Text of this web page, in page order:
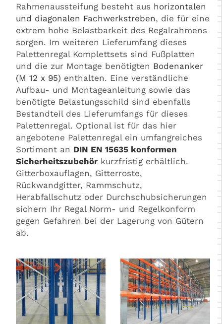
Rahmenaussteifung besteht aus horizontalen
und diagonalen Fachwerkstreben, die für eine
extrem hohe Belastbarkeit des Regalrahmens
sorgen. Im weiteren Lieferumfang dieses
Palettenregal Komplettsets sind Fußplatten
und die zur Montage benötigten Bodenanker
(M 12 x 95) enthalten. Eine verständliche
Aufbau- und Montageanleitung sowie das
benötigte Belastungsschild sind ebenfalls
Bestandteil des Lieferumfangs für dieses
Palettenregal. Optional ist für das hier
angebotene Palettenregal ein umfangreiches
Sortiment an DIN EN 15635 konformen
Sicherheitszubehör kurzfristig erhältlich.
Gitterboxauflagen, Gitterroste,
Rückwandgitter, Rammschutz,
Herabfallschutz oder Durchschubsicherungen
sichern Ihr Regal Norm- und Regelkonform
gegen Gefahren bei der Lagerung von Gütern
ab.